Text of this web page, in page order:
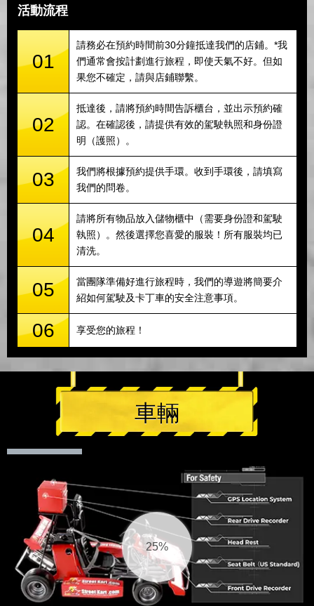
活動流程
01
請務必在預約時間前30分鐘抵達我們的店鋪。*我
們通常會按計劃進行旅程，即使天氣不好。但如
果您不確定，請與店鋪聯繫。
02
抵達後，請將預約時間告訴櫃台，並出示預約確
認。在確認後，請提供有效的駕駛執照和身份證
明（護照）。
03
我們將根據預約提供手環。收到手環後，請填寫
我們的問卷。
04
請將所有物品放入儲物櫃中（需要身份證和駕駛
執照）。然後選擇您喜愛的服裝！所有服裝均已
清洗。
05
當團隊準備好進行旅程時，我們的導遊將簡要介
紹如何駕駛及卡丁車的安全注意事項。
06 享受您的旅程！
車輛
25%